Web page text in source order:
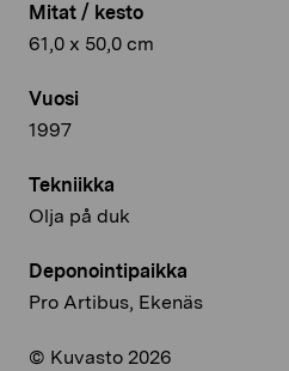
Mitat / kesto
61,0 x 50,0 cm
Vuosi
1997
Tekniikka
Olja på duk
Deponointipaikka
Pro Artibus, Ekenäs
© Kuvasto 2026